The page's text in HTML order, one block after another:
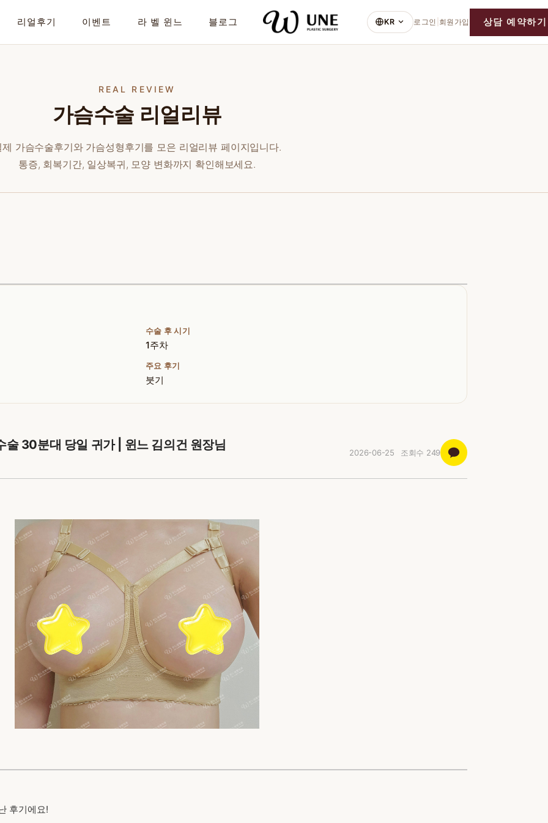
리얼후기 이벤트 라 벨 윈느 블로그 KR 로그인 회원가입 상담 예약하기
REAL REVIEW
가슴수술 리얼리뷰
제 가슴수술후기와 가슴성형후기를 모은 리얼리뷰 페이지입니다.
통증, 회복기간, 일상복귀, 모양 변화까지 확인해보세요.
수술 후 시기
1주차
주요 후기
붓기
술 30분대 당일 귀가 | 윈느 김의건 원장님
2026-06-25 조회수 249
후기에요!